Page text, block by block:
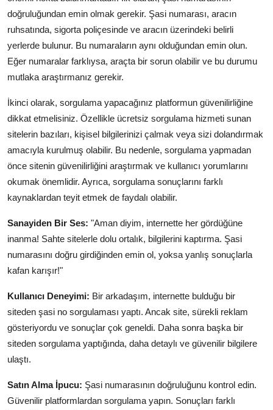
doğruluğundan emin olmak gerekir. Şasi numarası, aracın
ruhsatında, sigorta poliçesinde ve aracın üzerindeki belirli
yerlerde bulunur. Bu numaraların aynı olduğundan emin olun.
Eğer numaralar farklıysa, araçta bir sorun olabilir ve bu durumu
mutlaka araştırmanız gerekir.
İkinci olarak, sorgulama yapacağınız platformun güvenilirliğine
dikkat etmelisiniz. Özellikle ücretsiz sorgulama hizmeti sunan
sitelerin bazıları, kişisel bilgilerinizi çalmak veya sizi dolandırmak
amacıyla kurulmuş olabilir. Bu nedenle, sorgulama yapmadan
önce sitenin güvenilirliğini araştırmak ve kullanıcı yorumlarını
okumak önemlidir. Ayrıca, sorgulama sonuçlarını farklı
kaynaklardan teyit etmek de faydalı olabilir.
Sanayiden Bir Ses: "Aman diyim, internette her gördüğüne
inanma! Sahte sitelerle dolu ortalık, bilgilerini kaptırma. Şasi
numarasını doğru girdiğinden emin ol, yoksa yanlış sonuçlarla
kafan karışır!"
Kullanıcı Deneyimi: Bir arkadaşım, internette bulduğu bir
siteden şasi no sorgulaması yaptı. Ancak site, sürekli reklam
gösteriyordu ve sonuçlar çok geneldi. Daha sonra başka bir
siteden sorgulama yaptığında, daha detaylı ve güvenilir bilgilere
ulaştı.
Satın Alma İpucu: Şasi numarasının doğruluğunu kontrol edin.
Güvenilir platformlardan sorgulama yapın. Sonuçları farklı